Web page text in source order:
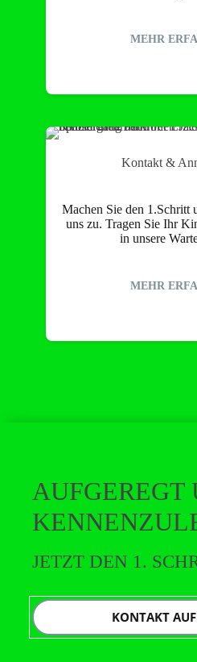
MEHR
Kontakt &
Machen Sie den 1.Schritt
uns zu. Tragen Sie Ihr
in unsere
MEHR
AUFGEREGT
JETZT DEN 1.
KONTAKT